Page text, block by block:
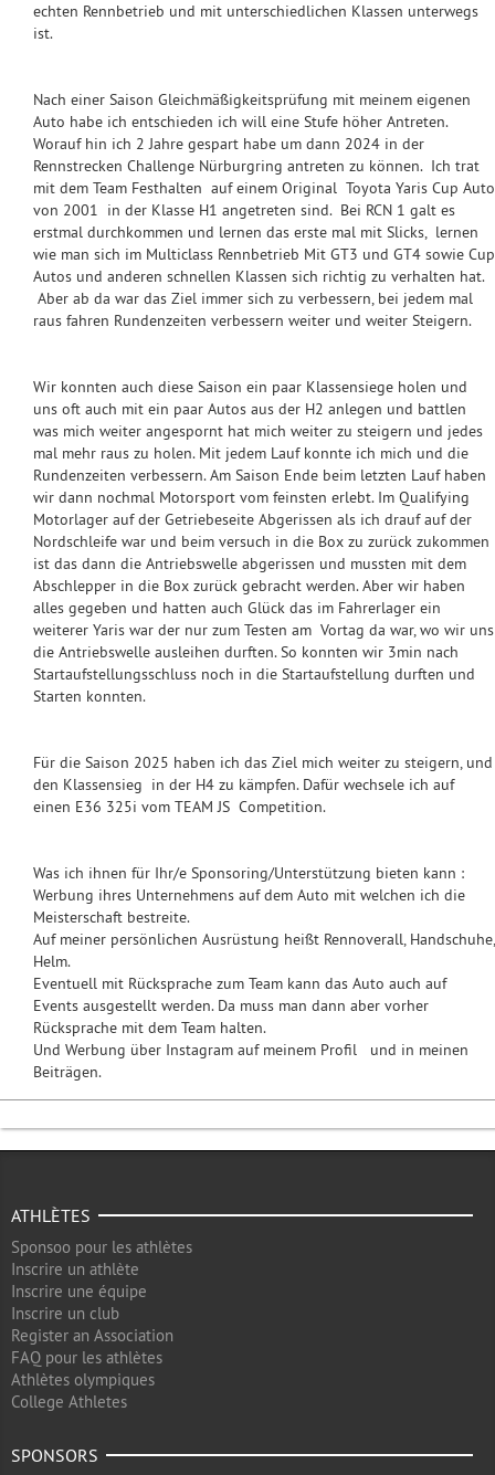
echten Rennbetrieb und mit unterschiedlichen Klassen unterwegs
ist.
Nach einer Saison Gleichmäßigkeitsprüfung mit meinem eigenen
Auto habe ich entschieden ich will eine Stufe höher Antreten.
Worauf hin ich 2 Jahre gespart habe um dann 2024 in der
Rennstrecken Challenge Nürburgring antreten zu können. Ich trat
mit dem Team Festhalten auf einem Original Toyota Yaris Cup Auto
von 2001 in der Klasse H1 angetreten sind. Bei RCN 1 galt es
erstmal durchkommen und lernen das erste mal mit Slicks, lernen
wie man sich im Multiclass Rennbetrieb Mit GT3 und GT4 sowie Cup
Autos und anderen schnellen Klassen sich richtig zu verhalten hat.
Aber ab da war das Ziel immer sich zu verbessern, bei jedem mal
raus fahren Rundenzeiten verbessern weiter und weiter Steigern.
Wir konnten auch diese Saison ein paar Klassensiege holen und
uns oft auch mit ein paar Autos aus der H2 anlegen und battlen
was mich weiter angespornt hat mich weiter zu steigern und jedes
mal mehr raus zu holen. Mit jedem Lauf konnte ich mich und die
Rundenzeiten verbessern. Am Saison Ende beim letzten Lauf haben
wir dann nochmal Motorsport vom feinsten erlebt. Im Qualifying
Motorlager auf der Getriebeseite Abgerissen als ich drauf auf der
Nordschleife war und beim versuch in die Box zu zurück zukommen
ist das dann die Antriebswelle abgerissen und mussten mit dem
Abschlepper in die Box zurück gebracht werden. Aber wir haben
alles gegeben und hatten auch Glück das im Fahrerlager ein
weiterer Yaris war der nur zum Testen am Vortag da war, wo wir uns
die Antriebswelle ausleihen durften. So konnten wir 3min nach
Startaufstellungsschluss noch in die Startaufstellung durften und
Starten konnten.
Für die Saison 2025 haben ich das Ziel mich weiter zu steigern, und
den Klassensieg in der H4 zu kämpfen. Dafür wechsele ich auf
einen E36 325i vom TEAM JS Competition.
Was ich ihnen für Ihr/e Sponsoring/Unterstützung bieten kann :
Werbung ihres Unternehmens auf dem Auto mit welchen ich die
Meisterschaft bestreite.
Auf meiner persönlichen Ausrüstung heißt Rennoverall, Handschuhe,
Helm.
Eventuell mit Rücksprache zum Team kann das Auto auch auf
Events ausgestellt werden. Da muss man dann aber vorher
Rücksprache mit dem Team halten.
Und Werbung über Instagram auf meinem Profil und in meinen
Beiträgen.
ATHLÈTES
Sponsoo pour les athlètes
Inscrire un athlète
Inscrire une équipe
Inscrire un club
Register an Association
FAQ pour les athlètes
Athlètes olympiques
College Athletes
SPONSORS